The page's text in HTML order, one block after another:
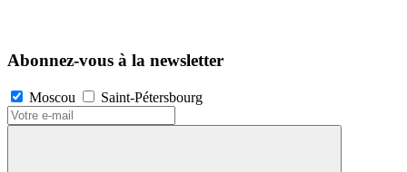
Abonnez-vous à la newsletter
Moscou Saint-Pétersbourg